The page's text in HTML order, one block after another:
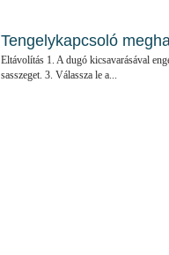
Tengelykapcsoló
Eltávolítás 1. A dugó kicsavarásával
sasszeget. 3. Válassza le a...